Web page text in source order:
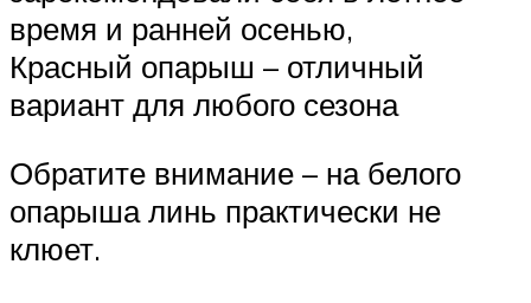
время и ранней осенью,
Красный опарыш – отличный
вариант для любого сезона
Обратите внимание – на белого
опарыша линь практически не
клюет.